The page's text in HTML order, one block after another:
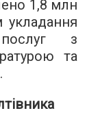
1,8 млн
з
та